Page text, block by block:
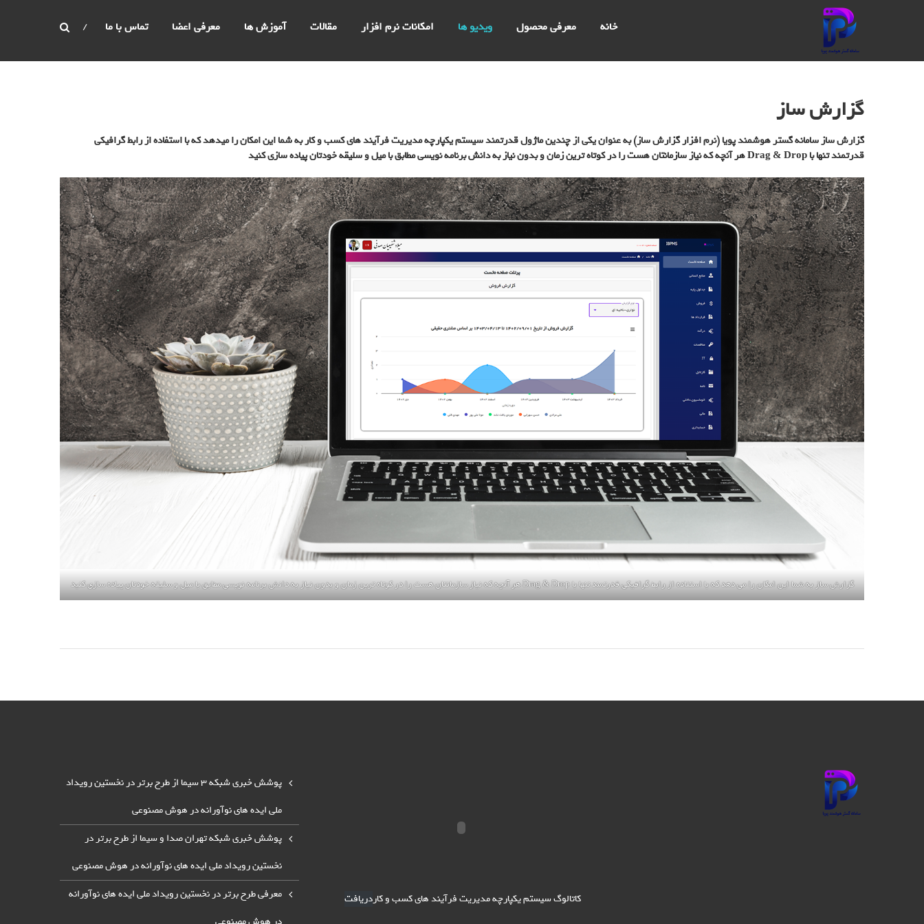
سامانه
گستر
هوشمند
IBPMS یک
یکپارچه
مدیریت
کسب و کار
است که
امکانات
پیشرفته‌ای
برای مدیریت
و بهبود
فرآیندهای
سازمانی ارائه
می‌دهد. این
سیستم
امکان ساخت
و ویرایش
فرآیندها،فرم
ها،گزارش
ها،سیستم
مانیتورینگ
قدرتمند،
مدیریت
صفحات،
فراهم می‌کند
خانه معرفی محصول ویدیو ها امکانات نرم افزار مقالات آموزش ها معرفی اعضا تماس‌ با‌ ما
گزارش ساز
گزارش سازسامانه گستر هوشمند پویا(نرم افزار گزارش ساز) به عنوان یکی از چندین ماژول قدرتمند سیستم یکپارچه مدیریت فرآیند های کسب و کار به شما این امکان را میدهد که با استفاده از رابط گرافیکی
قدرتمند تنها با Drag & Drop هر آنچه که نیاز سازمانتان هست را در کوتاه ترین زمان و بدون نیاز به دانش برنامه نویسی مطابق با میل و سلیقه خودتان پیاده سازی کنید
گزارش ساز به شما این امکان را می دهد که با استفاده از رابط گرافیکی قدرتمند تنها با Drag & Drop هر آنچه که نیاز سازمانتان هست را در کوتاه ترین زمان و بدون نیاز به دانش برنامه نویسی مطابق با میل و سلیقه خودتان پیاده سازی کنید
کاتالوگ سیستم یکپارچه مدیریت فرآیند های کسب و کاردریافت
پوشش خبری شبکه 3 سیما از طرح برتر در نخستین رویداد
ملی ایده های نوآورانه در هوش مصنوعی
پوشش خبری شبکه تهران صدا و سیما از طرح برتر در
نخستین رویداد ملی ایده های نوآورانه در هوش مصنوعی
معرفی طرح برتر در نخستین رویداد ملی ایده های نوآورانه